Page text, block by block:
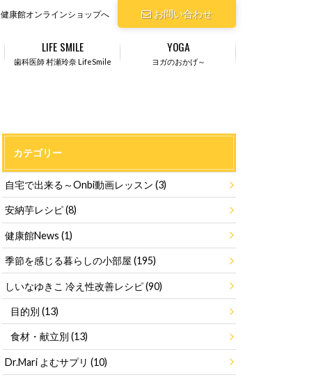
お問い合わせ
健康館オンラインショップへ
歯科医師 村瀬玲奈 LifeSmile
LIFE SMILE
ヨガのおかげ～
YOGA
カテゴリー
自宅で出来る～Onbi動画レッスン(3)
安納芋レシピ(8)
健康館News(1)
季節を感じる暮らしの小部屋(195)
しいなゆきこ 冷え性改善レシピ(90)
目的別 (13)
食材・献立別 (13)
Dr.Mari よむサプリ(10)